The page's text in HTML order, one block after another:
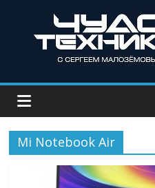
Mi Notebook Air